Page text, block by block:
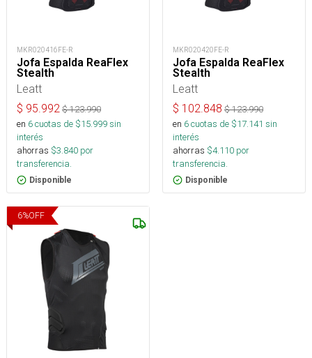
MKR020416FE-R
Jofa Espalda ReaFlex
Stealth
Leatt
$ 95.992 $123.990
en 6cuotas de $15.999sin
interés
ahorras $3.840 por
transferencia.
Disponible
MKR020420FE-R
Jofa Espalda ReaFlex
Stealth
Leatt
$ 102.848 $123.990
en 6cuotas de $17.141 sin
interés
ahorras $4.110 por
transferencia.
Disponible
6%OFF